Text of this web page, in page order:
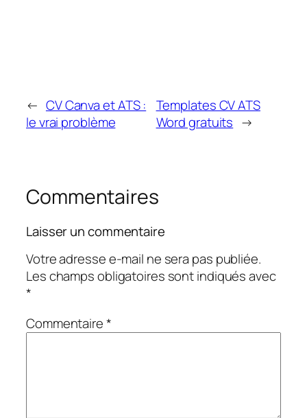
← CV Canva et ATS :
le vrai problème
Templates CV ATS
Word gratuits →
Commentaires
Laisser un commentaire
Votre adresse e-mail ne sera pas publiée.
Les champs obligatoires sont indiqués avec
*
Commentaire*